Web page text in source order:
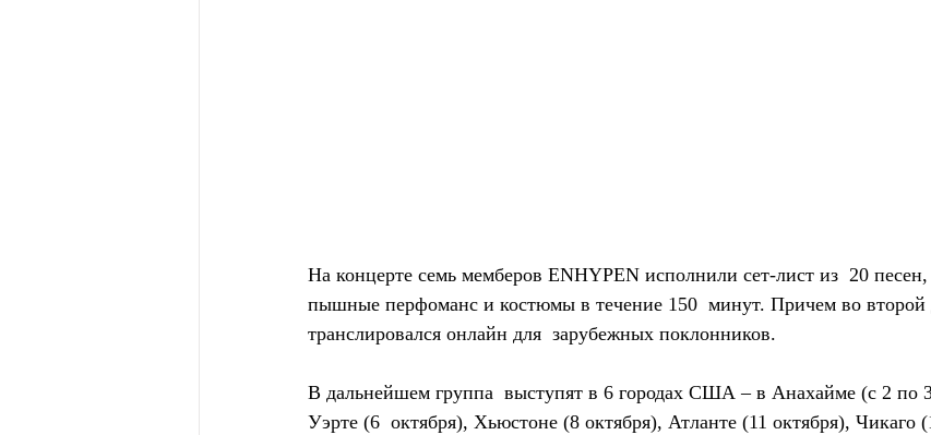
На концерте семь мемберов ENHYPEN исполнили сет-лист из  20
пышные перфоманс и костюмы в течение 150  минут. Причем во второй
транслировался онлайн для  зарубежных поклонников.
В дальнейшем группа  выступят в 6 городах США – в Анахайме (с 2 по
Уэрте (6  октября), Хьюстоне (8 октября), Атланте (11 октября), Чикаго